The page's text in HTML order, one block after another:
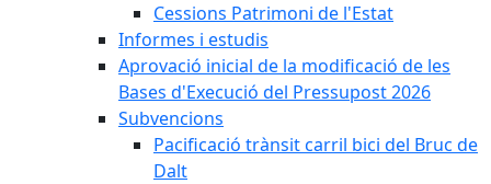
Cessions Patrimoni de l'Estat
Informes i estudis
Aprovació inicial de la modificació de les
Bases d'Execució del Pressupost 2026
Subvencions
Pacificació trànsit carril bici del Bruc de
Dalt